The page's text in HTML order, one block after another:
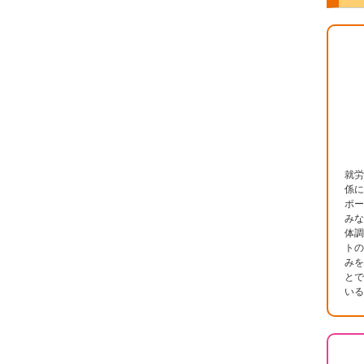
就
係
ポ
み
体
ト
み
と
い